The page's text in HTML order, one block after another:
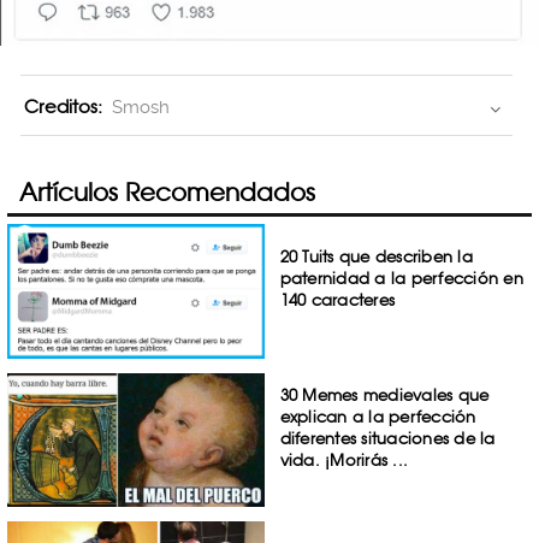
Creditos: Smosh
Artículos Recomendados
20 Tuits que describen la
paternidad a la perfección en
140 caracteres
30 Memes medievales que
explican a la perfección
diferentes situaciones de la
vida. ¡Morirás ...